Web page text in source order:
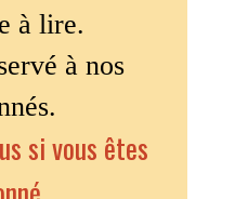
à lire.
à nos
si vous êtes